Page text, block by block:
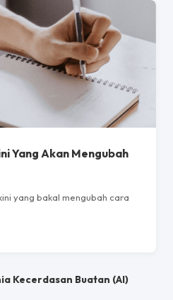
Yang Akan Mengubah
yang bakal mengubah cara
Kecerdasan Buatan (AI)